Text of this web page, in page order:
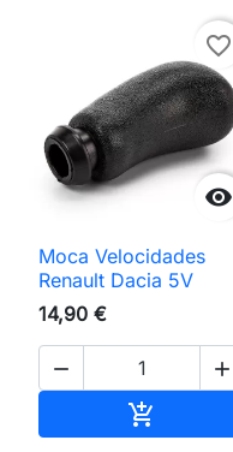

favorite_border
Moca Velocidades
Renault Dacia 5V
14,90 €
 
